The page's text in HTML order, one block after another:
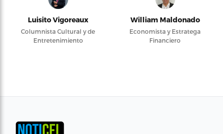
Luisito Vigoreaux
Columnista Cultural y de
Entretenimiento
William Maldonado
Economista y Estratega
Financiero